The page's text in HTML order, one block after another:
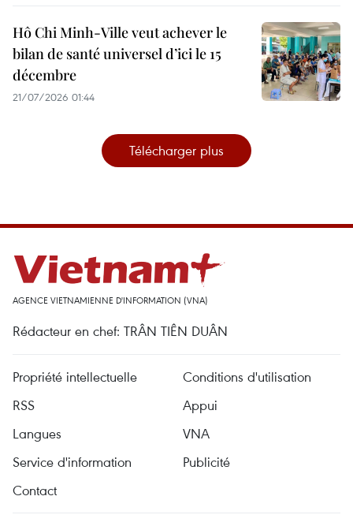
Hô Chi Minh-Ville veut achever le
bilan de santé universel d’ici le 15
décembre
21/07/2026 01:44
Télécharger plus
AGENCE VIETNAMIENNE D'INFORMATION (VNA)
Rédacteur en chef: TRÂN TIÊN DUÂN
Propriété intellectuelle
Conditions d'utilisation
RSS
Appui
Langues
VNA
Service d'information
Publicité
Contact